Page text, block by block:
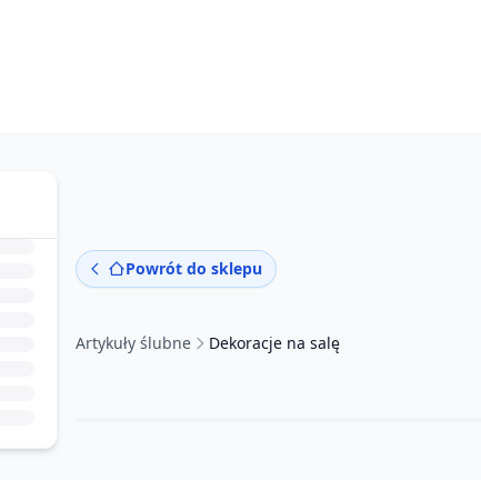
Powrót do sklepu
Artykuły ślubne Dekoracje na salę